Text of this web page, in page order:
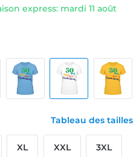
express: mardi 11 août
Tableau des tailles
XL XXL 3XL